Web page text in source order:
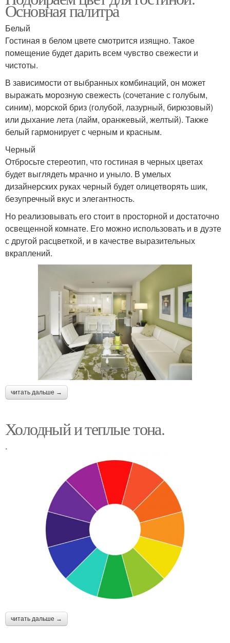
Основная палитра
Белый
Гостиная в белом цвете смотрится изящно. Такое
помещение будет дарить всем чувство свежести и
чистоты.
В зависимости от выбранных комбинаций, он может
выражать морозную свежесть (сочетание с голубым,
синим), морской бриз (голубой, лазурный, бирюзовый)
или дыхание лета (лайм, оранжевый, желтый). Также
белый гармонирует с черным и красным.
Черный
Отбросьте стереотип, что гостиная в черных цветах
будет выглядеть мрачно и уныло. В умелых
дизайнерских руках черный будет олицетворять шик,
безупречный вкус и элегантность.
Но реализовывать его стоит в просторной и достаточно
освещенной комнате. Его можно использовать и в дуэте
с другой расцветкой, и в качестве выразительных
вкраплений.
читать дальше →
Холодный и теплые тона.
.
читать дальше →